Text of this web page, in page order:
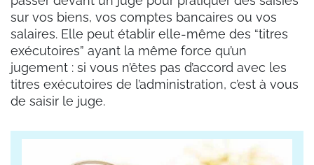
sur vos biens, vos comptes bancaires ou vos
salaires. Elle peut établir elle-même des “titres
exécutoires” ayant la même force qu’un
jugement : si vous n’êtes pas d’accord avec les
titres exécutoires de l’administration, c’est à vous
de saisir le juge.